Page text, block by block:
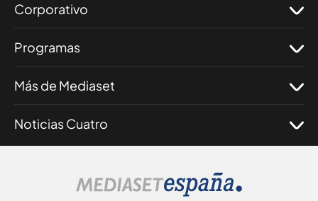
Corporativo
Programas
Más de Mediaset
Noticias Cuatro